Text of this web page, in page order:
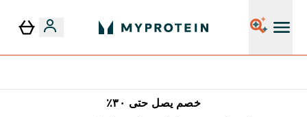
خصم يصل حتى ٣٠٪